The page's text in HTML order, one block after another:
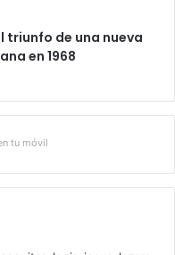
triunfo de una nueva
en 1968
tu móvil